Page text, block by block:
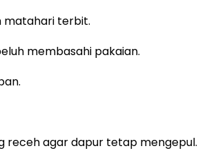
matahari terbit.
membasahi pakaian.
receh agar dapur tetap mengepul.